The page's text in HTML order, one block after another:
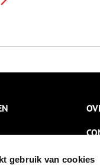
gebruik van cookies